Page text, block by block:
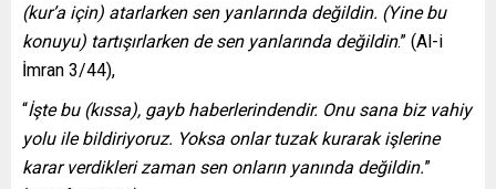
(kur’a için) atarlarken sen yanlarında değildin. (Yine bu
konuyu) tartışırlarken de sen yanlarında değildin.” (Al-i
İmran 3/44),
“İşte bu (kıssa), gayb haberlerindendir. Onu sana biz vahiy
yolu ile bildiriyoruz. Yoksa onlar tuzak kurarak işlerine
karar verdikleri zaman sen onların yanında değildin.”